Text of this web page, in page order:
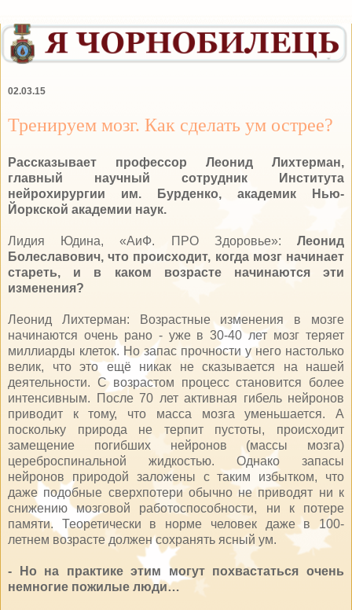
02.03.15
Тренируем мозг. Как сделать ум острее?
Рассказывает профессор Леонид Лихтерман,
главный научный сотрудник Института
нейрохирургии им. Бурденко, академик Нью-
Йоркской академии наук.
Лидия Юдина, «АиФ. ПРО Здоровье»: Леонид
Болеславович, что происходит, когда мозг начинает
стареть, и в каком возрасте начинаются эти
изменения?
Леонид Лихтерман: Возрастные изменения в мозге
начинаются очень рано - уже в 30-40 лет мозг теряет
миллиарды клеток. Но запас прочности у него настолько
велик, что это ещё никак не сказывается на нашей
деятельности. С возрастом процесс становится более
интенсивным. После 70 лет активная гибель нейронов
приводит к тому, что масса мозга уменьшается. А
поскольку природа не терпит пустоты, происходит
замещение погибших нейронов (массы мозга)
цереброспинальной жидкостью. Однако запасы
нейронов природой заложены с таким избытком, что
даже подобные сверхпотери обычно не приводят ни к
снижению мозговой работоспособности, ни к потере
памяти. Теоретически в норме человек даже в 100-
летнем возрасте должен сохранять ясный ум.
- Но на практике этим могут похвастаться очень
немногие пожилые люди…